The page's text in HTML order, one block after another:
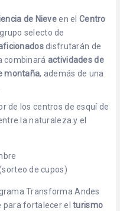
de Nieveen el Centro
selecto de
disfrutarán de
combinará actividades de
montaña, además de una
de los centros de esquí de
la naturaleza y el
de cupos)
Transforma Andes
para fortalecer elturismo